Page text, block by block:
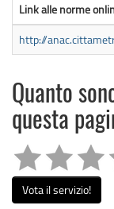
Link alle norme
http://
Quanto
questa
Vota il servizio!